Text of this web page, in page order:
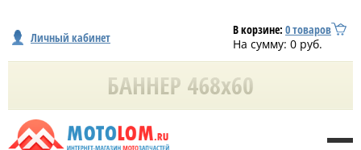
Личный кабинет В корзине: 0товаров
На сумму: 0 руб.